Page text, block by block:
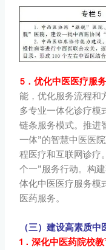
5．优化中医医疗服务
能，优化服务流程和
多专业一体化诊疗模
链条服务模式。推进
一体”的智慧中医医
程医疗和互联网诊疗
个一”服务行动。构
体化中医医疗服务模
医药服务。
（三）建设高素质中
1．深化中医药院校